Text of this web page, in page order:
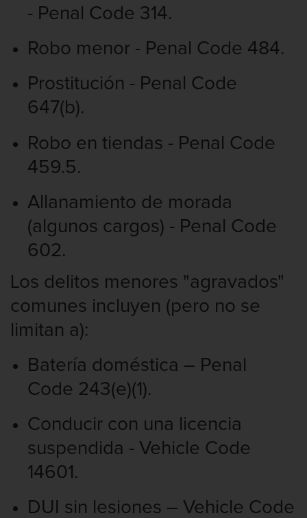
- Penal Code 314.
Robo menor - Penal Code 484.
Prostitución - Penal Code
647(b).
Robo en tiendas - Penal Code
459.5.
Allanamiento de morada
(algunos cargos) - Penal Code
602.
Los delitos menores "agravados"
comunes incluyen (pero no se
limitan a):
Batería doméstica – Penal
Code 243(e)(1).
Conducir con una licencia
suspendida - Vehicle Code
14601.
DUI sin lesiones – Vehicle Code